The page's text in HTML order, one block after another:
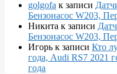
golgofa к записи
Бензонасос W203,
Никита к записи
Бензонасос W203,
Игорь к записи Кто
года, Audi RS7 2021
года